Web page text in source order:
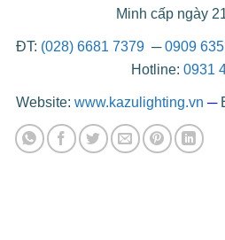
Minh cấp ngày
ĐT: (028) 6681 7379 ─0909
Hotline: 0931
Website: www.kazulighting.vn ─